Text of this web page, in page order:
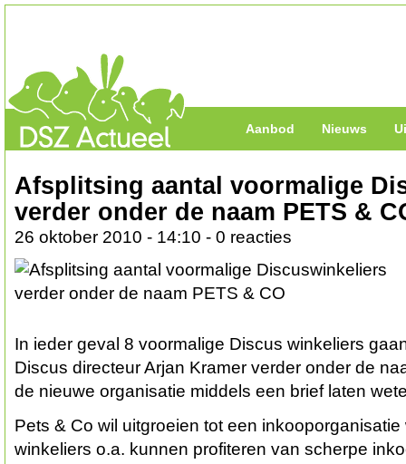
Aanbod Nieuws
Afsplitsing aantal voormalige
verder onder de naam PETS &
26 oktober 2010 - 14:10 - 0 reacties
In ieder geval 8 voormalige Discus winkeliers
Discus directeur Arjan Kramer verder onder de
de nieuwe organisatie middels een brief laten
Pets & Co wil uitgroeien tot een
winkeliers o.a. kunnen profiteren van scherpe